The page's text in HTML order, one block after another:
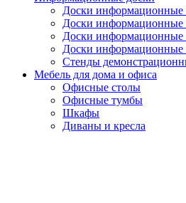
Доски информационные
Доски информационные
Доски информационные
Доски информационные
Стенды
Мебель для дома и офиса
Офисные столы
Офисные тумбы
Шкафы
Диваны и кресла